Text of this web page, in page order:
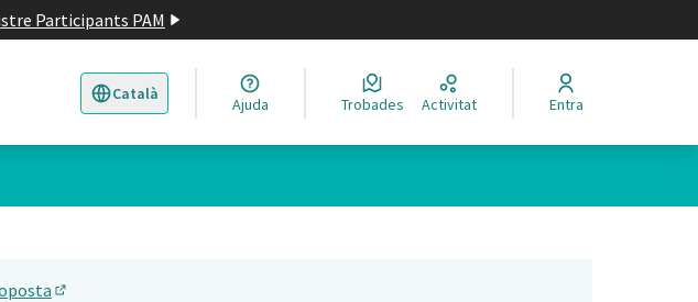
Participants PAM
Català
Triar la llengua Elegir el idioma
Ajuda Trobades Activitat Entra
22